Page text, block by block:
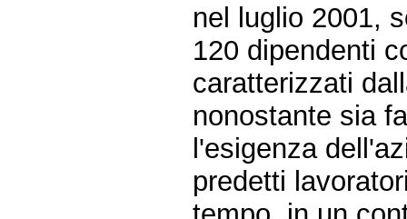
nel luglio 2001,
120 dipendenti
caratterizzati
nonostante sia
l'esigenza
predetti